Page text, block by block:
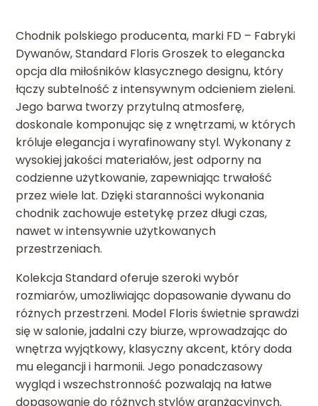
Chodnik polskiego producenta, marki FD – Fabryki
Dywanów, Standard Floris Groszek to elegancka
opcja dla miłośników klasycznego designu, który
łączy subtelność z intensywnym odcieniem zieleni.
Jego barwa tworzy przytulną atmosferę,
doskonale komponując się z wnętrzami, w których
króluje elegancja i wyrafinowany styl. Wykonany z
wysokiej jakości materiałów, jest odporny na
codzienne użytkowanie, zapewniając trwałość
przez wiele lat. Dzięki staranności wykonania
chodnik zachowuje estetykę przez długi czas,
nawet w intensywnie użytkowanych
przestrzeniach.
Kolekcja Standard oferuje szeroki wybór
rozmiarów, umożliwiając dopasowanie dywanu do
różnych przestrzeni. Model Floris świetnie sprawdzi
się w salonie, jadalni czy biurze, wprowadzając do
wnętrza wyjątkowy, klasyczny akcent, który doda
mu elegancji i harmonii. Jego ponadczasowy
wygląd i wszechstronność pozwalają na łatwe
dopasowanie do różnych stylów aranżacyjnych.